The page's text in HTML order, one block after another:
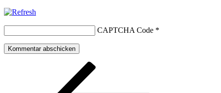
CAPTCHA Code *
Beitragsnavigation